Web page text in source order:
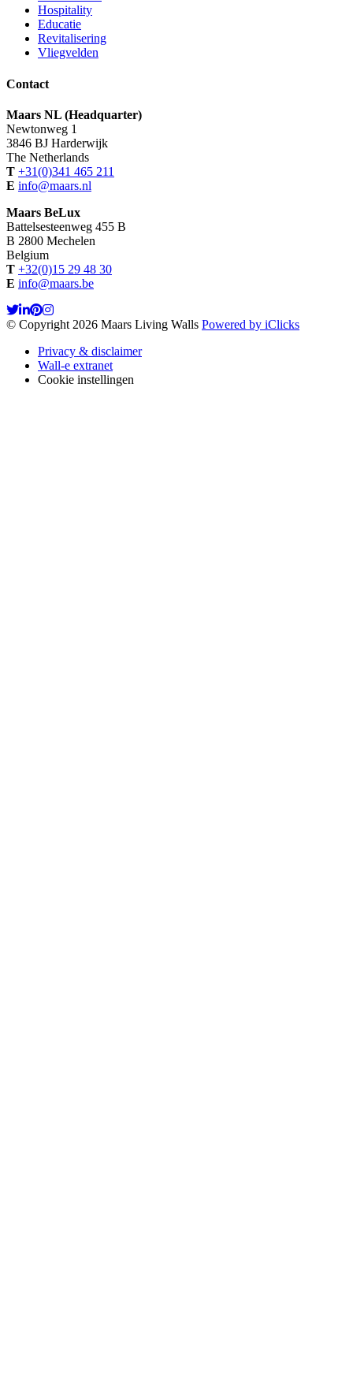
Hospitality
Educatie
Revitalisering
Vliegvelden
Contact
Maars NL (Headquarter)
Newtonweg 1
3846 BJ Harderwijk
The Netherlands
T +31(0)341 465 211
E info@maars.nl
Maars BeLux
Battelsesteenweg 455 B
B 2800 Mechelen
Belgium
T +32(0)15 29 48 30
E info@maars.be
© Copyright 2026 Maars Living Walls Powered by iClicks
Privacy & disclaimer
Wall-e extranet
Cookie instellingen